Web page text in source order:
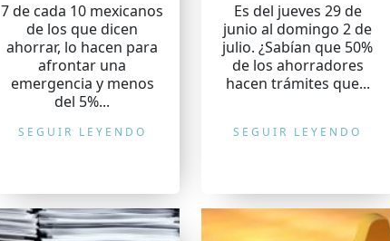
7 de cada 10 mexicanos
de los que dicen
ahorrar, lo hacen para
afrontar una
emergencia y menos
del 5%...
SEGUIR LEYENDO
Es del jueves 29 de
junio al domingo 2 de
julio. ¿Sabían que 50%
de los ahorradores
hacen trámites que...
SEGUIR LEYENDO